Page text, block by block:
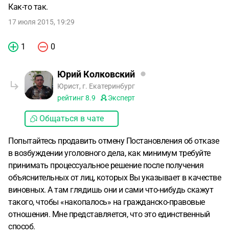
Как-то так.
17 июля 2015, 19:29
1 0
Юрий Колковский
Юрист, г. Екатеринбург
рейтинг8.9 Эксперт
Общаться в чате
Попытайтесь продавить отмену Постановления об отказе
в возбуждении уголовного дела, как минимум требуйте
принимать процессуальное решение после получения
объяснительных от лиц, которых Вы указывает в качестве
виновных. А там глядишь они и сами что-нибудь скажут
такого, чтобы «накопалось» на гражданско-правовые
отношения. Мне представляется, что это единственный
способ.